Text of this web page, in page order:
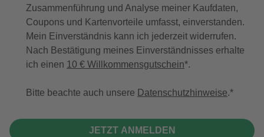
Zusammenführung und Analyse meiner Kaufdaten,
Coupons und Kartenvorteile umfasst, einverstanden.
Mein Einverständnis kann ich jederzeit widerrufen.
Nach Bestätigung meines Einverständnisses erhalte
ich einen 10 € Willkommensgutschein*.
Bitte beachte auch unsere Datenschutzhinweise.
JETZT ANMELDEN